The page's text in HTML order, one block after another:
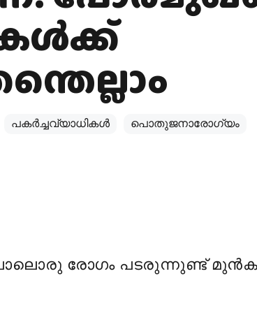
പകര്‍ച്ചവ്യാധികള്‍ പൊതുജനാരോഗ്യം
രോഗം പടരുന്നുണ്ട്